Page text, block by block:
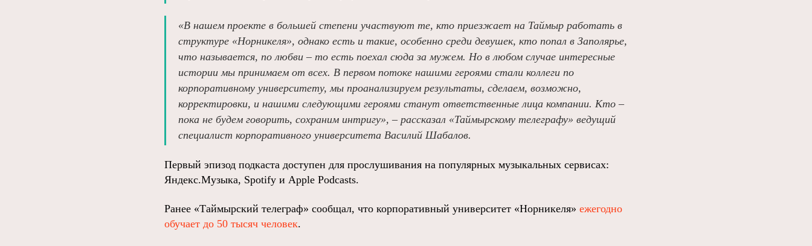
«В нашем проекте в большей степени участвуют те, кто приезжает на Таймыр работать в
структуре «Норникеля», однако есть и такие, особенно среди девушек, кто попал в Заполярье,
что называется, по любви – то есть поехал сюда за мужем. Но в любом случае интересные
истории мы принимаем от всех. В первом потоке нашими героями стали коллеги по
корпоративному университету, мы проанализируем результаты, сделаем, возможно,
корректировки, и нашими следующими героями станут ответственные лица компании. Кто –
пока не будем говорить, сохраним интригу», – рассказал «Таймырскому телеграфу» ведущий
специалист корпоративного университета Василий Шабалов.
Первый эпизод подкаста доступен для прослушивания на популярных музыкальных сервисах:
Яндекс.Музыка, Spotify и Apple Podcasts.
Ранее «Таймырский телеграф» сообщал, что корпоративный университет «Норникеля» ежегодно
обучает до 50 тысяч человек.